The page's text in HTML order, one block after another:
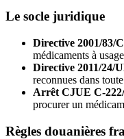
Le socle juridique
Directive 2001/83/
médicaments à
Directive 2011/24/
reconnues dans
Arrêt CJUE C-
procurer un
Règles douanières